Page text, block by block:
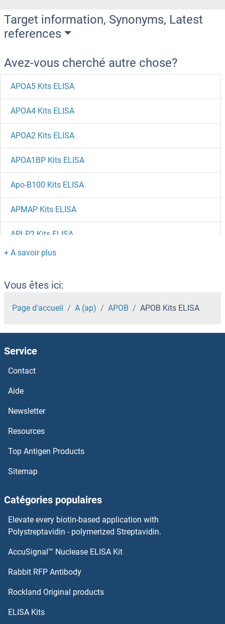
Target information, Synonyms, Latest
references
Avez-vous cherché autre chose?
APOA5 Kits ELISA
APOA4 Kits ELISA
APOA2 Kits ELISA
APOA1BP Kits ELISA
Apo-B100 Kits ELISA
APMAP Kits ELISA
APLP2 Kits ELISA
APLP1 Kits ELISA
APITD1 Kits ELISA
APH1A Kits ELISA
APEX1 Kits ELISA
Apelin Receptor Kits ELISA
APEH Kits ELISA
APCS Kits ELISA
APCDD1 Kits ELISA
APBB3 Kits ELISA
APAF1 Kits ELISA
AP36 Kits ELISA
Vous êtes ici:
Page d'accueil A (ap) APOB APOB Kits ELISA
Service
Contact
Aide
Newsletter
Resources
Top Antigen Products
Sitemap
Catégories populaires
Elevate every biotin-based application with
Polystreptavidin - polymerized Streptavidin.
AccuSignal™ Nuclease ELISA Kit
Rabbit RFP Antibody
Rockland Original products
ELISA Kits